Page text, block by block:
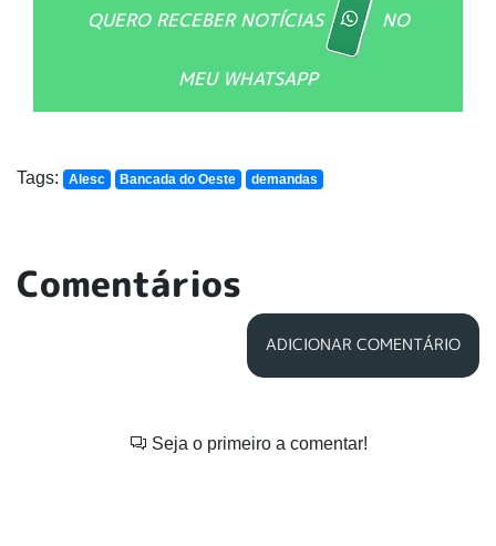
QUERO RECEBER NOTÍCIAS NO
MEU WHATSAPP
Tags: Alesc Bancada do Oeste demandas
Comentários
ADICIONAR COMENTÁRIO
Seja o primeiro a comentar!